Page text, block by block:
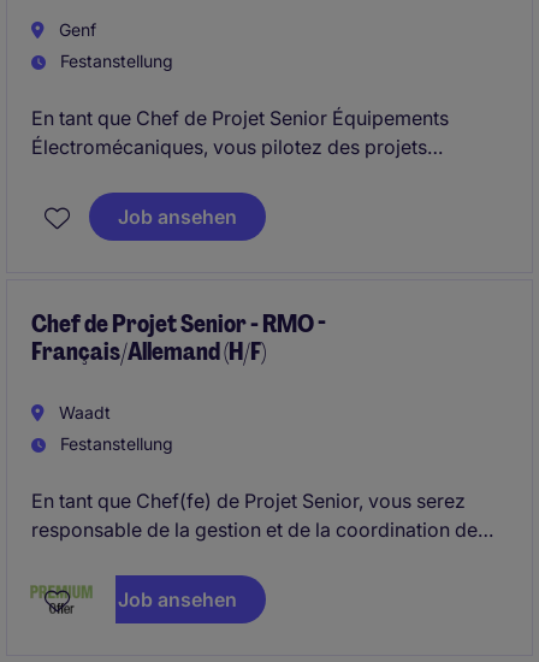
Genf
Festanstellung
En tant que Chef de Projet Senior Équipements
Électromécaniques, vous pilotez des projets
d'études jusqu'à la mise en service, en assurant la
maîtrise des coûts, délais, qualité et risques. Vous
développement commercial de l'activité.
Job ansehen
Chef de Projet Senior - RMO -
Français/Allemand (H/F)
Waadt
Festanstellung
En tant que Chef(fe) de Projet Senior, vous serez
responsable de la gestion et de la coordination de
jouerez ainsi un rôle clé dans la supervision et la
livraison des projets.
Job ansehen